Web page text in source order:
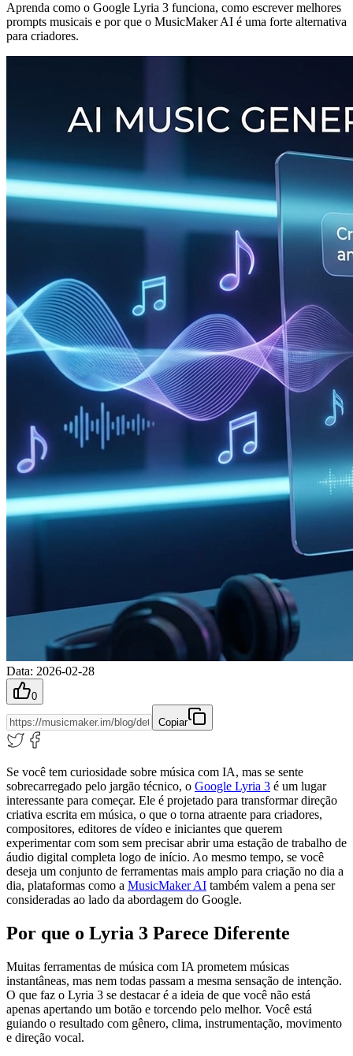
Aprenda como o Google Lyria 3 funciona, como escrever melhores
prompts musicais e por que o MusicMaker AI é uma forte alternativa
para criadores.
Data: 2026-02-28
0
Copiar
Se você tem curiosidade sobre música com IA, mas se sente
sobrecarregado pelo jargão técnico, o Google Lyria 3 é um lugar
interessante para começar. Ele é projetado para transformar direção
criativa escrita em música, o que o torna atraente para criadores,
compositores, editores de vídeo e iniciantes que querem
experimentar com som sem precisar abrir uma estação de trabalho de
áudio digital completa logo de início. Ao mesmo tempo, se você
deseja um conjunto de ferramentas mais amplo para criação no dia a
dia, plataformas como a MusicMaker AI também valem a pena ser
consideradas ao lado da abordagem do Google.
Por que o Lyria 3 Parece Diferente
Muitas ferramentas de música com IA prometem músicas
instantâneas, mas nem todas passam a mesma sensação de intenção.
O que faz o Lyria 3 se destacar é a ideia de que você não está
apenas apertando um botão e torcendo pelo melhor. Você está
guiando o resultado com gênero, clima, instrumentação, movimento
e direção vocal.